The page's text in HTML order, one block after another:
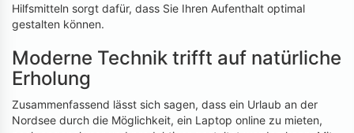
Hilfsmitteln sorgt dafür, dass Sie Ihren Aufenthalt optimal
gestalten können.
Moderne Technik trifft auf natürliche
Erholung
Zusammenfassend lässt sich sagen, dass ein Urlaub an der
Nordsee durch die Möglichkeit, ein Laptop online zu mieten,